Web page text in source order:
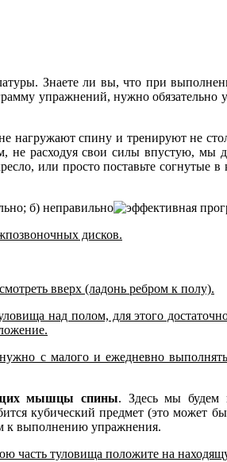
Знаете ли вы, что при
упражнений, нужно
нагружают спину и тренируют не
не расходуя свои силы впустую, мы
или просто поставьте согнутые
б) неправильно
дисков.
вверх (ладонь ребром к полу).
над полом, для этого
с малого и ежедневно
мышцы спины. Здесь мы будем
кубический предмет (это может
к выполнению упражнения.
часть туловища положите на